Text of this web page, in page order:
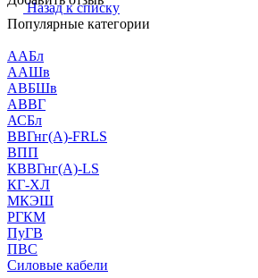
Назад к списку
Популярные категории
ААБл
ААШв
АВБШв
АВВГ
АСБл
ВВГнг(А)-FRLS
ВПП
КВВГнг(А)-LS
КГ-ХЛ
МКЭШ
РГКМ
ПуГВ
ПВС
Силовые кабели